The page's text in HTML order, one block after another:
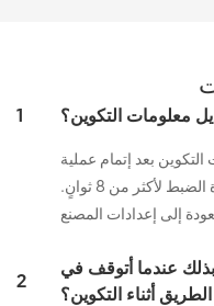
1 معلومات التكوين؟
بعد إتمام عملية
التكوين، يُرجى الضغط على زر إعادة الضبط لأكثر من 8 ثوانٍ.
2
عندما أتوقف في
أثناء التكوين؟